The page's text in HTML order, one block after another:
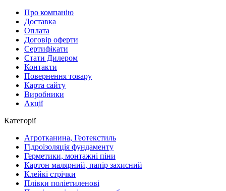
Про компанію
Доставка
Оплата
Договір оферти
Сертифікати
Стати Дилером
Контакти
Повернення товару
Карта сайту
Виробники
Акції
Категорії
Агротканина, Геотекстиль
Гідроізоляція фундаменту
Герметики, монтажні піни
Картон малярний, папір захисний
Клейкі стрічки
Плівки поліетиленові